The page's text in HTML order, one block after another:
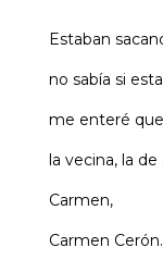
Estaban
no sabía si
me enteré
la vecina, la
Carmen,
Carmen Cerón.